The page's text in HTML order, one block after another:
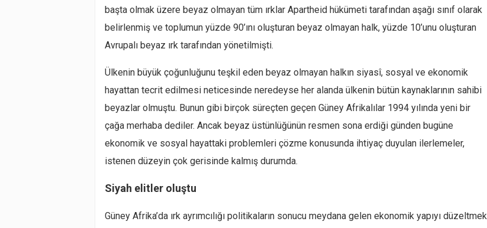
başta olmak üzere beyaz olmayan tüm ırklar Apartheid hükümeti tarafından aşağı sınıf olarak
belirlenmiş ve toplumun yüzde 90’ını oluşturan beyaz olmayan halk, yüzde 10’unu oluşturan
Avrupalı beyaz ırk tarafından yönetilmişti.
Ülkenin büyük çoğunluğunu teşkil eden beyaz olmayan halkın siyasî, sosyal ve ekonomik
hayattan tecrit edilmesi neticesinde neredeyse her alanda ülkenin bütün kaynaklarının sahibi
beyazlar olmuştu. Bunun gibi birçok süreçten geçen Güney Afrikalılar 1994 yılında yeni bir
çağa merhaba dediler. Ancak beyaz üstünlüğünün resmen sona erdiği günden bugüne
ekonomik ve sosyal hayattaki problemleri çözme konusunda ihtiyaç duyulan ilerlemeler,
istenen düzeyin çok gerisinde kalmış durumda.
Siyah elitler oluştu
Güney Afrika’da ırk ayrımcılığı politikaların sonucu meydana gelen ekonomik yapıyı düzeltmek